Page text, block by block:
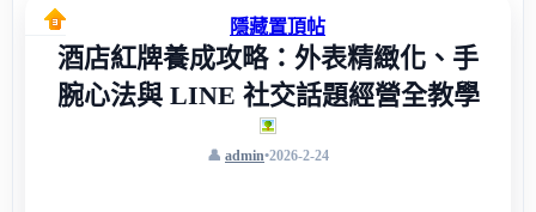
隱藏置頂帖
酒店紅牌養成攻略：外表精緻化、手
腕心法與 LINE 社交話題經營全教學
admin•2026-2-24